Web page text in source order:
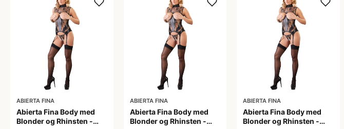
ABIERTA FINA
Abierta Fina Body med
Blonder og Rhinsten -
ABIERTA FINA
Abierta Fina Body med
Blonder og Rhinsten -
ABIERTA FINA
Abierta Fina Body med
Blonder og Rhinsten -